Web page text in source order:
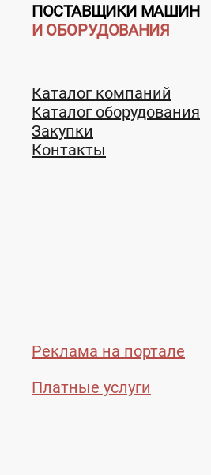
ПОСТАВЩИКИ МАШИН
И ОБОРУДОВАНИЯ
Каталог компаний
Каталог оборудования
Закупки
Контакты
Реклама на портале
Платные услуги